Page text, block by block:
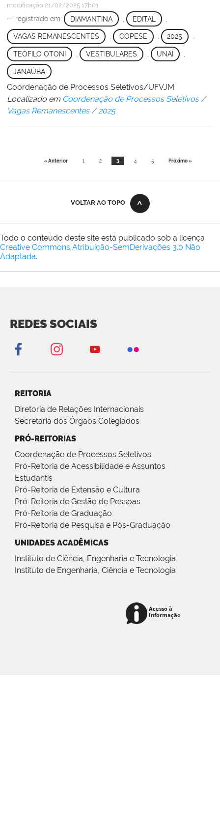
modificação 21/02/2025 17h01
— registrado em: DIAMANTINA EDITAL
VAGAS REMANESCENTES , COPESE , 2025 ,
TEÓFILO OTONI VESTIBULARES UNAÍ
JANAÚBA
Coordenação de Processos Seletivos/UFVJM
Localizado em Coordenação de Processos Seletivos /
Vagas Remanescentes /2025
« Anterior 1 2 3 4 5 Próximo »
VOLTAR AO TOPO
Todo o conteúdo deste site está publicado sob a licença
Creative Commons Atribuição-SemDerivações 3.0 Não
Adaptada.
REDES SOCIAIS
REITORIA
Diretoria de Relações Internacionais
Secretaria dos Órgãos Colegiados
PRÓ-REITORIAS
Coordenação de Processos Seletivos
Pró-Reitoria de Acessibilidade e Assuntos
Estudantis
Pró-Reitoria de Extensão e Cultura
Pró-Reitoria de Gestão de Pessoas
Pró-Reitoria de Graduação
Pró-Reitoria de Pesquisa e Pós-Graduação
UNIDADES ACADÊMICAS
Instituto de Ciência, Engenharia e Tecnologia
Instituto de Engenharia, Ciência e Tecnologia